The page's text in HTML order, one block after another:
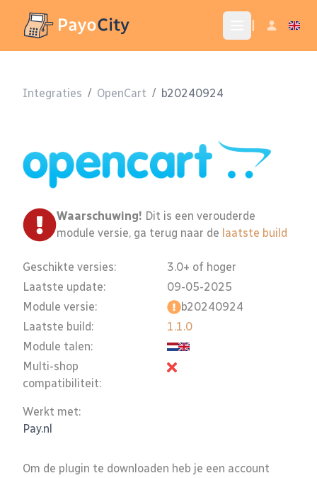
Integraties / OpenCart / b20240924
Waarschuwing! Dit is een verouderde
module versie, ga terug naar de laatste build
Geschikte versies:
Laatste update:
Module versie:
Laatste build:
Module talen:
Multi-shop
compatibiliteit:
3.0+ of hoger
09-05-2025
b20240924
1.1.0
Werkt met:
Pay.nl
Om de plugin te downloaden heb je een account